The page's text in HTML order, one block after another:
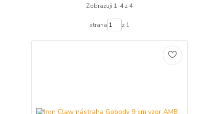
Zobrazuji 1-4 z 4
strana z 1